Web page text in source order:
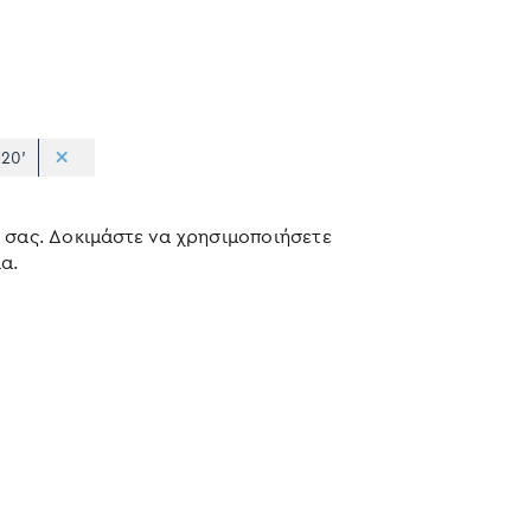
Δοκιμάστε να χρησιμοποιήσετε